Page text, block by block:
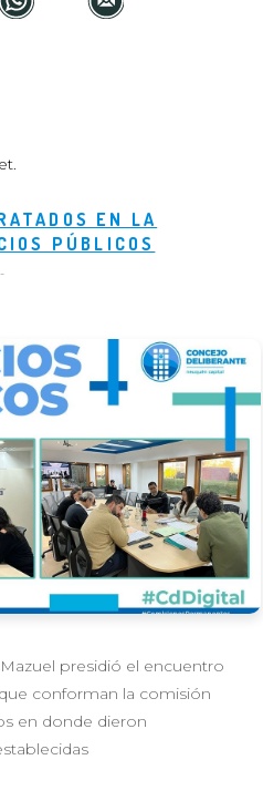
EN LA
PÚBLICOS
presidió el encuentro
conforman la comisión
en donde dieron